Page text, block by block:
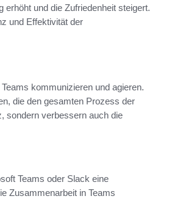
erhöht und die Zufriedenheit steigert.
und Effektivität der
kommunizieren und agieren.
die den gesamten Prozess der
sondern verbessern auch die
Teams oder Slack eine
Zusammenarbeit in Teams